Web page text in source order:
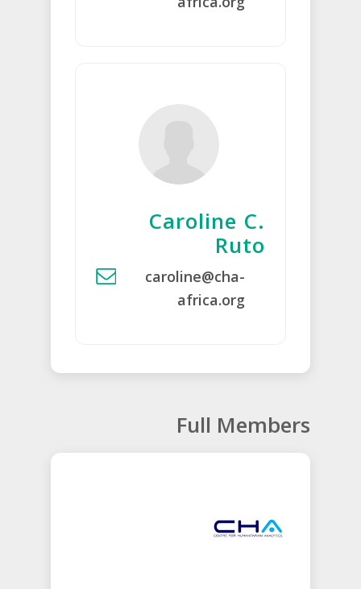
Caroline C.
Ruto
caroline@cha-
africa.org
Full Members